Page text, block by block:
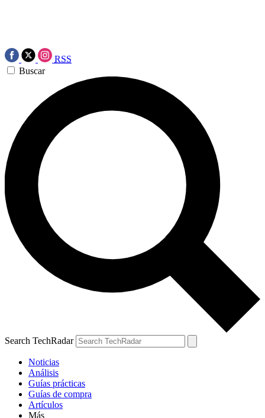
RSS
Buscar
Search TechRadar
Noticias
Análisis
Guías prácticas
Guías de compra
Artículos
Más